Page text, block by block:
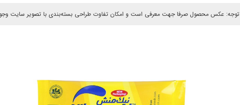
توجه: عکس محصول صرفا جهت معرفی است و امکان تفاوت طراحی بسته‌بندی با تصویر سایت